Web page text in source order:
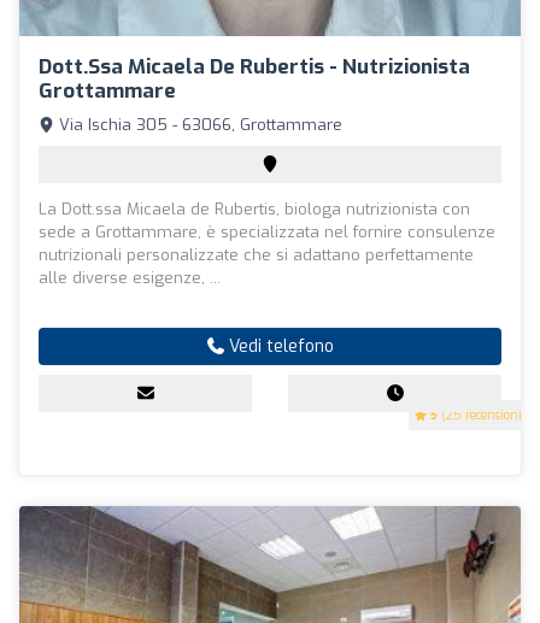
Dott.ssa Micaela De Rubertis - Nutrizionista
Grottammare
5 (25 recensioni)
Via Ischia 305 - 63066, Grottammare
La Dott.ssa Micaela de Rubertis, biologa nutrizionista con
sede a Grottammare, è specializzata nel fornire consulenze
nutrizionali personalizzate che si adattano perfettamente
alle diverse esigenze, ...
Vedi telefono